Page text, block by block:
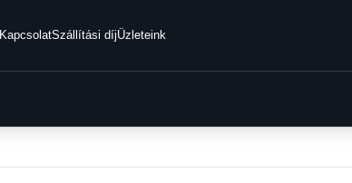
KapcsolatSzállítási díjÜzleteink